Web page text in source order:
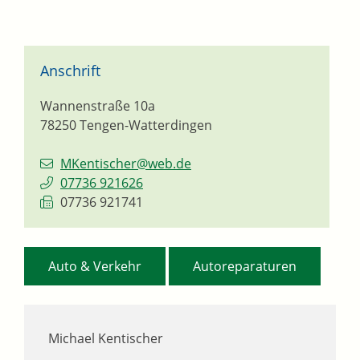
Anschrift
Wannenstraße 10a
78250Tengen-Watterdingen
MKentischer@web.de
07736 921626
07736 921741
Michael Kentischer
Auto & Verkehr Autoreparaturen